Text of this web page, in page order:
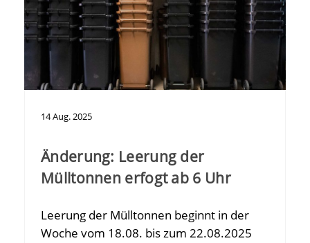
14Aug.2025
Änderung: Leerung der
Mülltonnen erfogt ab 6 Uhr
Leerung der Mülltonnen beginnt in der
Woche vom 18.08. bis zum 22.08.2025